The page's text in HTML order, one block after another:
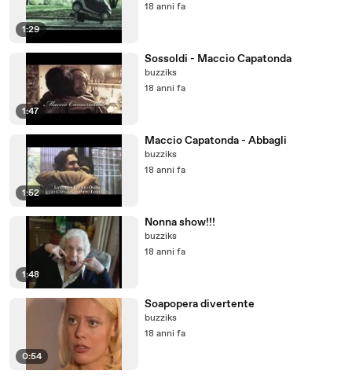
1:29
18 anni fa
1:47
Sossoldi - Maccio Capatonda
buzziks
18 anni fa
1:52
Maccio Capatonda - Abbagli
buzziks
18 anni fa
1:48
Nonna show!!!
buzziks
18 anni fa
0:54
Soapopera divertente
buzziks
18 anni fa